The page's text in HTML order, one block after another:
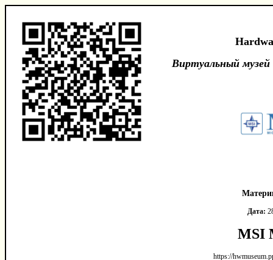
Виртуальный
Дата:
MSI
https://